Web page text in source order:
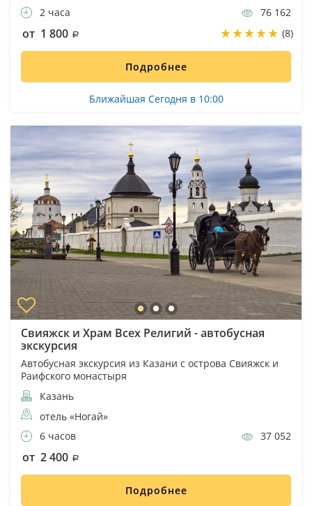
2 часа
76 162
от 1 800 (8)
Подробнее
Ближайшая Сегодня в 10:00
Свияжск и Храм Всех Религий - автобусная
экскурсия
Автобусная экскурсия из Казани с острова Свияжск и
Раифского монастыря
Казань
отель «Ногай»
6 часов
37 052
от 2 400
Подробнее